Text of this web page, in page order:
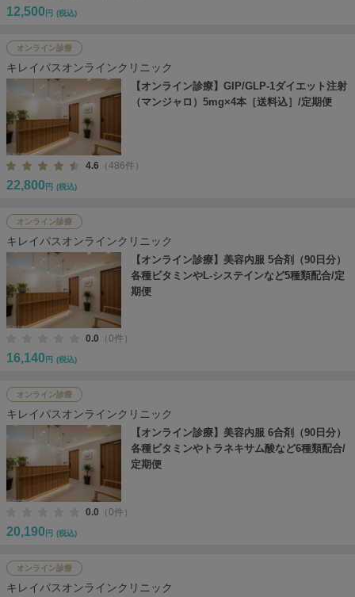
12,500 円 (税込)
オンライン診療
キレイパスオンラインクリニック
【オンライン診療】GIP/GLP-1ダイエット注射
（マンジャロ）5mg×4本［送料込］/定期便
4.6 （486件）
22,800 円 (税込)
オンライン診療
キレイパスオンラインクリニック
【オンライン診療】美容内服 5合剤（90日分）
各種ビタミンやL-システインなど5種類配合/定
期便
0.0 （0件）
16,140 円 (税込)
オンライン診療
キレイパスオンラインクリニック
【オンライン診療】美容内服 6合剤（90日分）
各種ビタミンやトラネキサム酸など6種類配合/
定期便
0.0 （0件）
20,190 円 (税込)
オンライン診療
キレイパスオンラインクリニック